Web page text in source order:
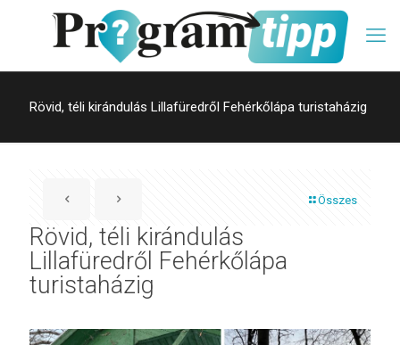
Rövid, téli kirándulás Lillafüredről Fehérkőlápa turistaházig
Összes
Rövid, téli kirándulás
Lillafüredről Fehérkőlápa
turistaházig